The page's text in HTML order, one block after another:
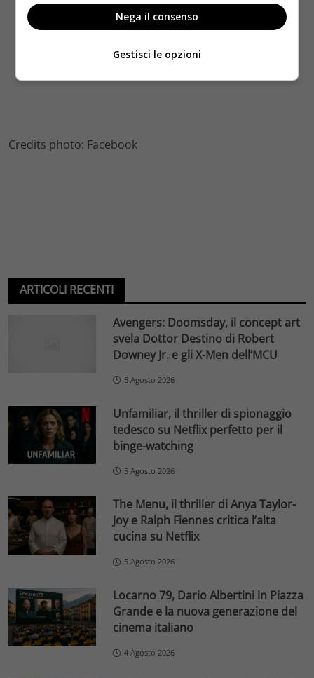
Credits photo: Facebook
ARTICOLI RECENTI
Avengers: Doomsday, il concept art
svela Dottor Destino di Robert
Downey Jr. e gli X-Men dell’MCU
5 Agosto 2026
Unfamiliar, il thriller di spionaggio
tedesco su Netflix perfetto per il
binge-watching
5 Agosto 2026
The Menu, il thriller di Anya Taylor-
Joy e Ralph Fiennes critica l’alta
cucina su Netflix
5 Agosto 2026
Locarno 79, Dario Albertini in Piazza
Grande e la nuova generazione del
cinema italiano
4 Agosto 2026
Nega il consenso
Gestisci le opzioni